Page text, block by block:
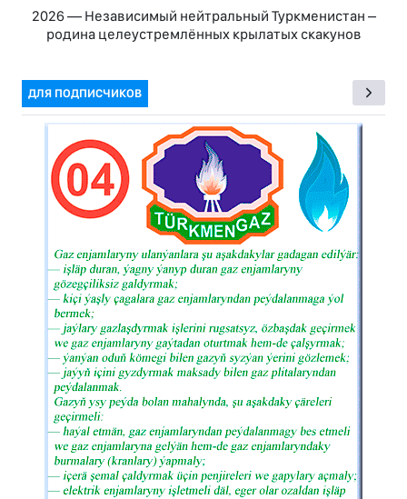
2026 — Независимый нейтральный Туркменистан –
родина целеустремлённых крылатых скакунов
ДЛЯ ПОДПИСЧИКОВ